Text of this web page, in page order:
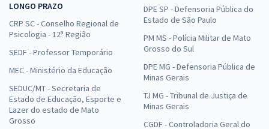
LONGO PRAZO
CRP SC - Conselho Regional de
Psicologia - 12ª Região
SEDF - Professor Temporário
MEC - Ministério da Educação
SEDUC/MT - Secretaria de
Estado de Educação, Esporte e
Lazer do estado de Mato
Grosso
DPE SP - Defensoria Pública do
Estado de São Paulo
PM MS - Polícia Militar de Mato
Grosso do Sul
DPE MG - Defensoria Pública de
Minas Gerais
TJ MG - Tribunal de Justiça de
Minas Gerais
CGDF - Controladoria Geral do